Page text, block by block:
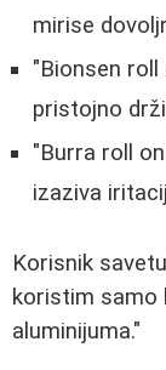
mirise
"Bionsen roll
pristojno
"Burra roll
izaziva
Korisnik
koristim samo
aluminijuma."